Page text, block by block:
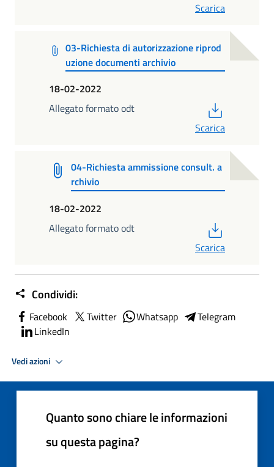
Scarica
03-Richiesta di autorizzazione riprod
uzione documenti archivio
18-02-2022
Allegato formato odt
Scarica
04-Richiesta ammissione consult. a
rchivio
18-02-2022
Allegato formato odt
Scarica
Condividi:
Facebook Twitter Whatsapp
Telegram
LinkedIn
Vedi azioni
Quanto sono chiare le informazioni
su questa pagina?